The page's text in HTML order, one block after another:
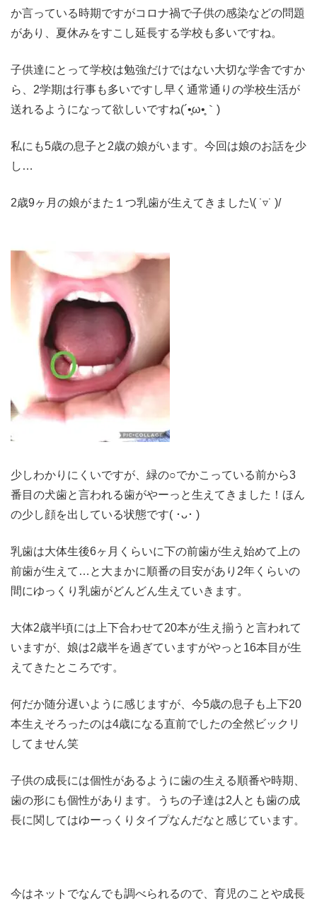
か言っている時期ですがコロナ禍で子供の感染などの問題
があり、夏休みをすこし延長する学校も多いですね。
子供達にとって学校は勉強だけではない大切な学舎ですか
ら、2学期は行事も多いですし早く通常通りの学校生活が
送れるようになって欲しいですね(´•̥ω•̥｀)
私にも5歳の息子と2歳の娘がいます。今回は娘のお話を少
し…
2歳9ヶ月の娘がまた１つ乳歯が生えてきました\( ˙▿︎˙ )/
少しわかりにくいですが、緑の○でかこっている前から3
番目の犬歯と言われる歯がやーっと生えてきました！ほん
の少し顔を出している状態です( ･ᴗ･ )
乳歯は大体生後6ヶ月くらいに下の前歯が生え始めて上の
前歯が生えて…と大まかに順番の目安があり2年くらいの
間にゆっくり乳歯がどんどん生えていきます。
大体2歳半頃には上下合わせて20本が生え揃うと言われて
いますが、娘は2歳半を過ぎていますがやっと16本目が生
えてきたところです。
何だか随分遅いように感じますが、今5歳の息子も上下20
本生えそろったのは4歳になる直前でしたの全然ビックリ
してません笑
子供の成長には個性があるように歯の生える順番や時期、
歯の形にも個性があります。うちの子達は2人とも歯の成
長に関してはゆーっくりタイプなんだなと感じています。
今はネットでなんでも調べられるので、育児のことや成長